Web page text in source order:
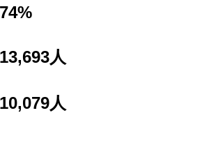
74%
13,693人
10,079人